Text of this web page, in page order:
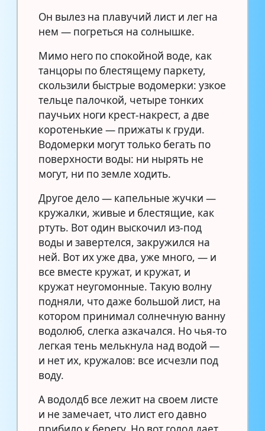
Он вылез на плавучий лист и лег на
нем — погреться на солнышке.
Мимо него по спокойной воде, как
танцоры по блестящему паркету,
скользили быстрые водомерки: узкое
тельце палочкой, четыре тонких
паучьих ноги крест-накрест, а две
коротенькие — прижаты к груди.
Водомерки могут только бегать по
поверхности воды: ни нырять не
могут, ни по земле ходить.
Другое дело — капельные жучки —
кружалки, живые и блестящие, как
ртуть. Вот один выскочил из-под
воды и завертелся, закружился на
ней. Вот их уже два, уже много, — и
все вместе кружат, и кружат, и
кружат неугомонные. Такую волну
подняли, что даже большой лист, на
котором принимал солнечную ванну
водолюб, слегка азкачался. Но чья-то
легкая тень мелькнула над водой —
и нет их, кружалов: все исчезли под
воду.
А водолдб все лежит на своем листе
и не замечает, что лист его давно